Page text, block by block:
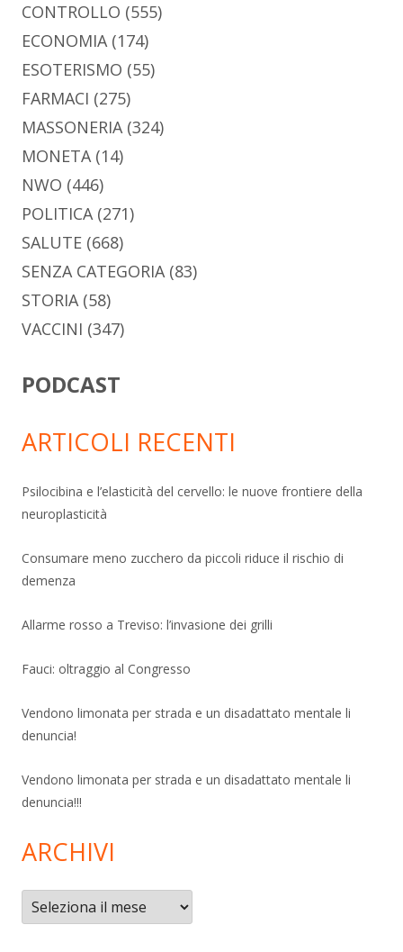
CONTROLLO (555)
ECONOMIA(174)
ESOTERISMO (55)
FARMACI (275)
MASSONERIA(324)
MONETA(14)
NWO (446)
POLITICA(271)
SALUTE (668)
SENZA CATEGORIA(83)
STORIA(58)
VACCINI (347)
PODCAST
ARTICOLI RECENTI
Psilocibina e l’elasticità del cervello: le nuove frontiere della
neuroplasticità
Consumare meno zucchero da piccoli riduce il rischio di
demenza
Allarme rosso a Treviso: l’invasione dei grilli
Fauci: oltraggio al Congresso
Vendono limonata per strada e un disadattato mentale li
denuncia!
Vendono limonata per strada e un disadattato mentale li
denuncia!!!
ARCHIVI
Archivi